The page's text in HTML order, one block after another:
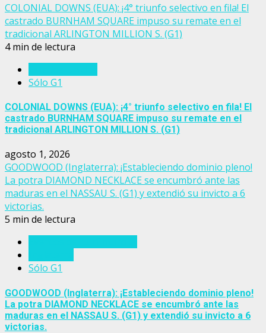
COLONIAL DOWNS (EUA): ¡4° triunfo selectivo en fila! El
castrado BURNHAM SQUARE impuso su remate en el
tradicional ARLINGTON MILLION S. (G1)
4 min de lectura
Sólo G1
COLONIAL DOWNS (EUA): ¡4° triunfo selectivo en fila! El
castrado BURNHAM SQUARE impuso su remate en el
tradicional ARLINGTON MILLION S. (G1)
agosto 1, 2026
GOODWOOD (Inglaterra): ¡Estableciendo dominio pleno!
La potra DIAMOND NECKLACE se encumbró ante las
maduras en el NASSAU S. (G1) y extendió su invicto a 6
victorias.
5 min de lectura
Sólo G1
GOODWOOD (Inglaterra): ¡Estableciendo dominio pleno!
La potra DIAMOND NECKLACE se encumbró ante las
maduras en el NASSAU S. (G1) y extendió su invicto a 6
victorias.